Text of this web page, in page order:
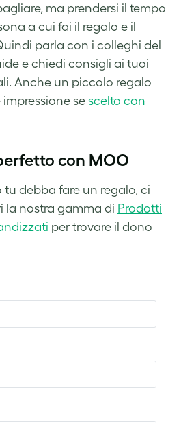
ma prendersi il tempo
a cui fai il regalo e il
parla con i colleghi del
e chiedi consigli ai tuoi
Anche un piccolo regalo
se scelto con
con MOO
debba fare un regalo, ci
la nostra gamma di Prodotti
per trovare il dono